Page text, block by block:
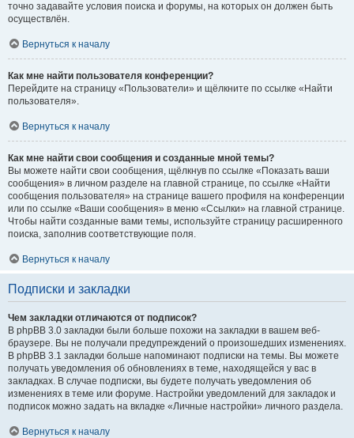
точно задавайте условия поиска и форумы, на которых он должен быть
осуществлён.
Вернуться к началу
Как мне найти пользователя конференции?
Перейдите на страницу «Пользователи» и щёлкните по ссылке «Найти
пользователя».
Вернуться к началу
Как мне найти свои сообщения и созданные мной темы?
Вы можете найти свои сообщения, щёлкнув по ссылке «Показать ваши
сообщения» в личном разделе на главной странице, по ссылке «Найти
сообщения пользователя» на странице вашего профиля на конференции
или по ссылке «Ваши сообщения» в меню «Ссылки» на главной странице.
Чтобы найти созданные вами темы, используйте страницу расширенного
поиска, заполнив соответствующие поля.
Вернуться к началу
Подписки и закладки
Чем закладки отличаются от подписок?
В phpBB 3.0 закладки были больше похожи на закладки в вашем веб-
браузере. Вы не получали предупреждений о произошедших изменениях.
В phpBB 3.1 закладки больше напоминают подписки на темы. Вы можете
получать уведомления об обновлениях в теме, находящейся у вас в
закладках. В случае подписки, вы будете получать уведомления об
изменениях в теме или форуме. Настройки уведомлений для закладок и
подписок можно задать на вкладке «Личные настройки» личного раздела.
Вернуться к началу